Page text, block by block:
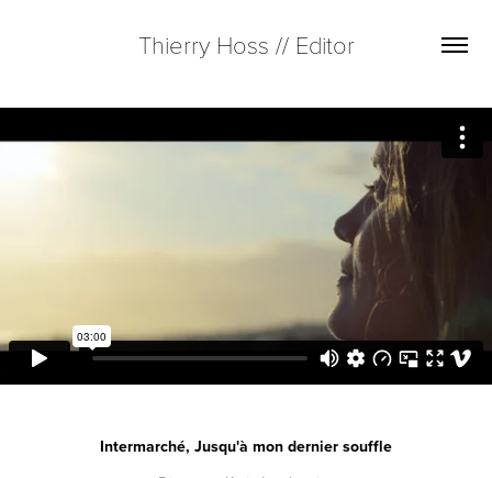
Thierry Hoss // Editor
Intermarché, Jusqu'à mon dernier souffle